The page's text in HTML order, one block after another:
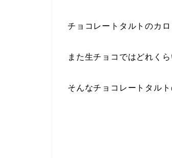
チョコレートタルトのカ
また生チョコではどれくら
そんなチョコレートタル